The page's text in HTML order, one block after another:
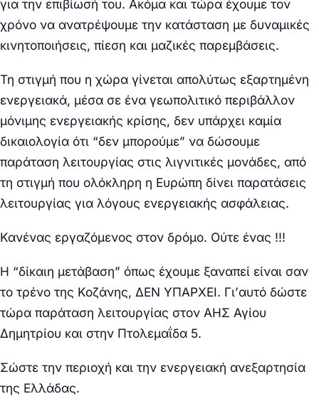
για την επιβίωσή του. Ακόμα και τώρα έχουμε τον
χρόνο να ανατρέψουμε την κατάσταση με δυναμικές
κινητοποιήσεις, πίεση και μαζικές παρεμβάσεις.
Τη στιγμή που η χώρα γίνεται απολύτως εξαρτημένη
ενεργειακά, μέσα σε ένα γεωπολιτικό περιβάλλον
μόνιμης ενεργειακής κρίσης, δεν υπάρχει καμία
δικαιολογία ότι “δεν μπορούμε” να δώσουμε
παράταση λειτουργίας στις λιγνιτικές μονάδες, από
τη στιγμή που ολόκληρη η Ευρώπη δίνει παρατάσεις
λειτουργίας για λόγους ενεργειακής ασφάλειας.
Κανένας εργαζόμενος στον δρόμο. Ούτε ένας !!!
Η “δίκαιη μετάβαση” όπως έχουμε ξαναπεί είναι σαν
το τρένο της Κοζάνης, ΔΕΝ ΥΠΑΡΧΕΙ. Γι’αυτό δώστε
τώρα παράταση λειτουργίας στον ΑΗΣ Αγίου
Δημητρίου και στην Πτολεμαΐδα 5.
Σώστε την περιοχή και την ενεργειακή ανεξαρτησία
της Ελλάδας.